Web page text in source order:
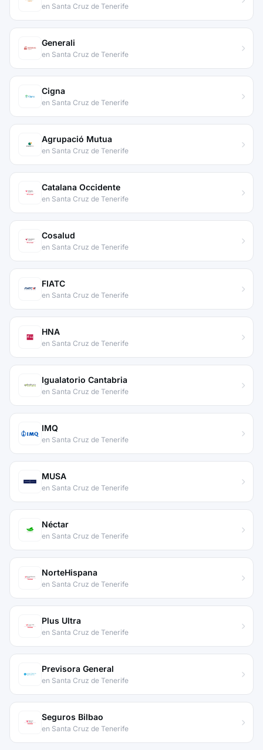
en Santa Cruz de Tenerife
Generali
en Santa Cruz de Tenerife
Cigna
en Santa Cruz de Tenerife
Agrupació Mutua
en Santa Cruz de Tenerife
Catalana Occidente
en Santa Cruz de Tenerife
Cosalud
en Santa Cruz de Tenerife
FIATC
en Santa Cruz de Tenerife
HNA
en Santa Cruz de Tenerife
Igualatorio Cantabria
en Santa Cruz de Tenerife
IMQ
en Santa Cruz de Tenerife
MUSA
en Santa Cruz de Tenerife
Néctar
en Santa Cruz de Tenerife
NorteHispana
en Santa Cruz de Tenerife
Plus Ultra
en Santa Cruz de Tenerife
Previsora General
en Santa Cruz de Tenerife
Seguros Bilbao
en Santa Cruz de Tenerife